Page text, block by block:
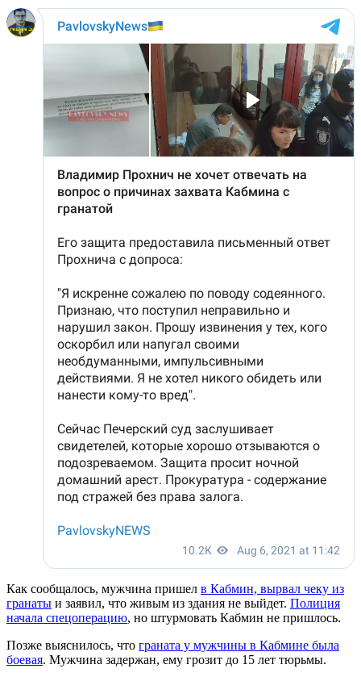
Как сообщалось, мужчина пришел в Кабмин, вырвал чеку из
гранаты и заявил, что живым из здания не выйдет. Полиция
начала спецоперацию, но штурмовать Кабмин не пришлось.
Позже выяснилось, что граната у мужчины в Кабмине была
боевая. Мужчина задержан, ему грозит до 15 лет тюрьмы.